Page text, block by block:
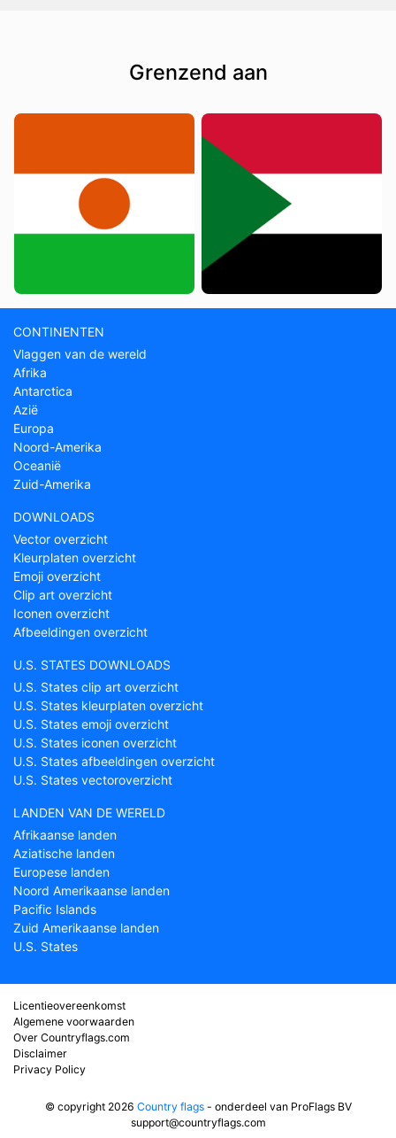
Grenzend aan
CONTINENTEN
Vlaggen van de wereld
Afrika
Antarctica
Azië
Europa
Noord-Amerika
Oceanië
Zuid-Amerika
DOWNLOADS
Vector overzicht
Kleurplaten overzicht
Emoji overzicht
Clip art overzicht
Iconen overzicht
Afbeeldingen overzicht
U.S. STATES DOWNLOADS
U.S. States clip art overzicht
U.S. States kleurplaten overzicht
U.S. States emoji overzicht
U.S. States iconen overzicht
U.S. States afbeeldingen overzicht
U.S. States vectoroverzicht
LANDEN VAN DE WERELD
Afrikaanse landen
Aziatische landen
Europese landen
Noord Amerikaanse landen
Pacific Islands
Zuid Amerikaanse landen
U.S. States
Licentieovereenkomst
Algemene voorwaarden
Over Countryflags.com
Disclaimer
Privacy Policy
© copyright 2026 Country flags- onderdeel van ProFlags BV
support@countryflags.com